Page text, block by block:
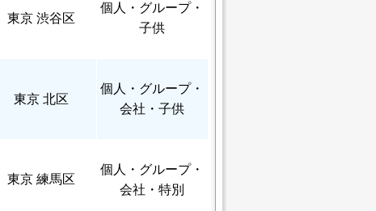
東京 渋谷区
個人
・グループ・
子供
東京 北区
個人
・グループ・
会社・子供
東京 練馬区
個人
・グループ・
会社・特別